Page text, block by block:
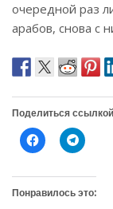
очередной раз
арабов, снова с
Поделиться
Н
а
и
т
е
Н
а
и
т
е
Понравилось это: